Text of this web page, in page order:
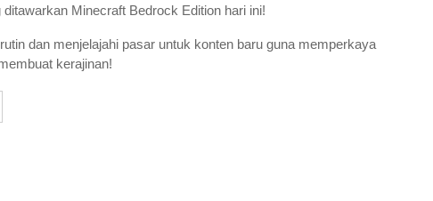
Minecraft Bedrock Edition hari ini!
dan menjelajahi pasar untuk konten baru guna memperkaya
kerajinan!